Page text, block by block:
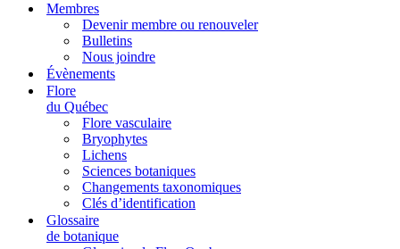
Membres
Devenir membre ou renouveler
Bulletins
Nous joindre
Évènements
Flore
du Québec
Flore vasculaire
Bryophytes
Lichens
Sciences botaniques
Changements taxonomiques
Clés d’identification
Glossaire
de botanique